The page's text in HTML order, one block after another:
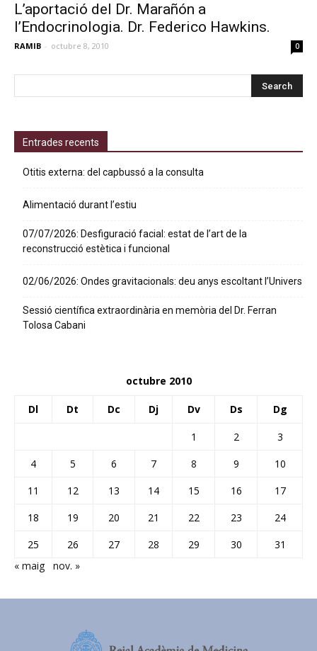
L’aportació del Dr. Marañón a
l’Endocrinologia. Dr. Federico Hawkins.
RAMIB - octubre 8, 2010 0
Entrades recents
Otitis externa: del capbussó a la consulta
Alimentació durant l’estiu
07/07/2026: Desfiguració facial: estat de l’art de la
reconstrucció estètica i funcional
02/06/2026: Ondes gravitacionals: deu anys escoltant l’Univers
Sessió científica extraordinària en memòria del Dr. Ferran
Tolosa Cabani
octubre 2010
Dl Dt Dc Dj Dv Ds Dg
1 2
3
4
5 6 7 8 9
10
11
12 13 14 15 16
17
18
19 20 21 22 23
24
25
26 27 28 29 30
31
« maig
nov. »